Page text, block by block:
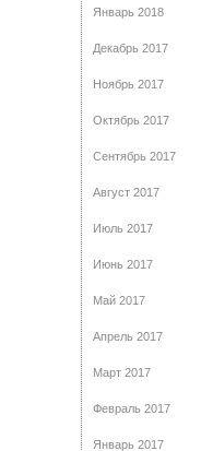
Январь 2018
Декабрь 2017
Ноябрь 2017
Октябрь 2017
Сентябрь 2017
Август 2017
Июль 2017
Июнь 2017
Май 2017
Апрель 2017
Март 2017
Февраль 2017
Январь 2017